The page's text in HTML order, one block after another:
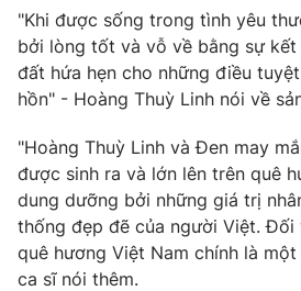
Hậu trường
Nhân vật
Khán giả
Giải sao mai
Điện ảnh
Âm nhạc
Đời sống
Du lịch
Làm đẹp
Chất lượng cuộc sống
Giáo dục
Tuyển sinh
Học trực tuyến
Công nghệ
Hitech Công nghệ tương lai
Sản phẩm
Giao lưu trực tuyến
"Khi được sống trong tình yêu
bởi lòng tốt và vỗ về bằng sự
đất hứa hẹn cho những điều
hồn" - Hoàng Thuỳ Linh nói về
"Hoàng Thuỳ Linh và Đen may
được sinh ra và lớn lên trên quê
dung dưỡng bởi những giá trị
thống đẹp đẽ của người Việt. Đối
quê hương Việt Nam chính là
ca sĩ nói thêm.